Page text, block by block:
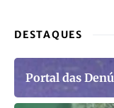
DESTAQUES
Portal das